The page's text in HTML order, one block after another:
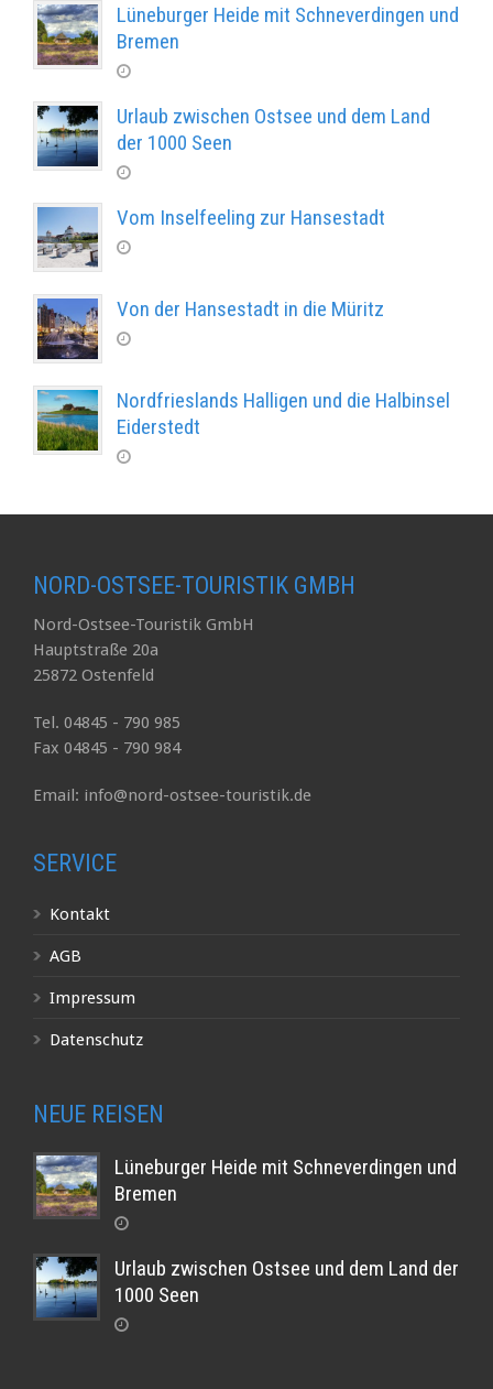
Lüneburger Heide mit Schneverdingen und
Bremen
Urlaub zwischen Ostsee und dem Land
der 1000 Seen
Vom Inselfeeling zur Hansestadt
Von der Hansestadt in die Müritz
Nordfrieslands Halligen und die Halbinsel
Eiderstedt
NORD-OSTSEE-TOURISTIK GMBH
Nord-Ostsee-Touristik GmbH
Hauptstraße 20a
25872 Ostenfeld
Tel. 04845 - 790 985
Fax 04845 - 790 984
Email: info@nord-ostsee-touristik.de
SERVICE
Kontakt
AGB
Impressum
Datenschutz
NEUE REISEN
Lüneburger Heide mit Schneverdingen und
Bremen
Urlaub zwischen Ostsee und dem Land der
1000 Seen